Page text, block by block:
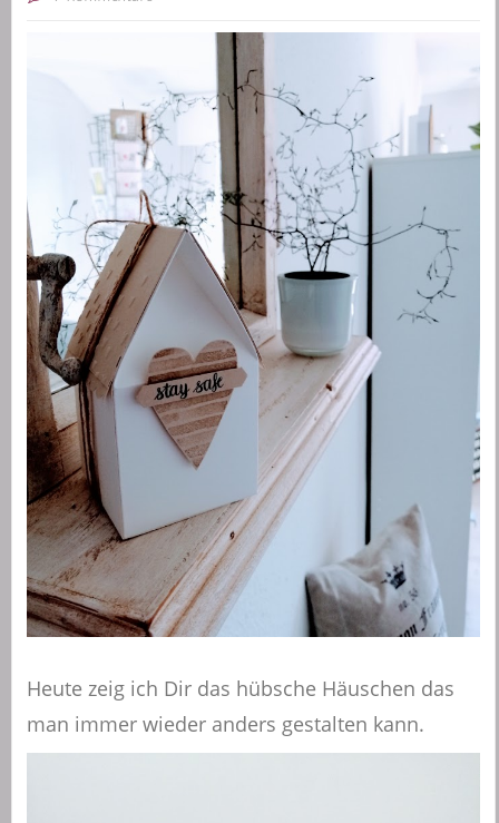
Heute zeig ich Dir das hübsche Häuschen das
man immer wieder anders gestalten kann.